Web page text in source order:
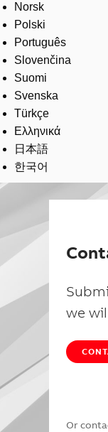
Norsk
Polski
Português
Slovenčina
Suomi
Svenska
Türkçe
Ελληνικά
日本語
한국어
we
Or